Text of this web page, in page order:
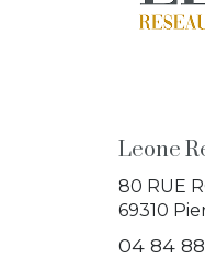
Leone
80 RUE
69310
04 84